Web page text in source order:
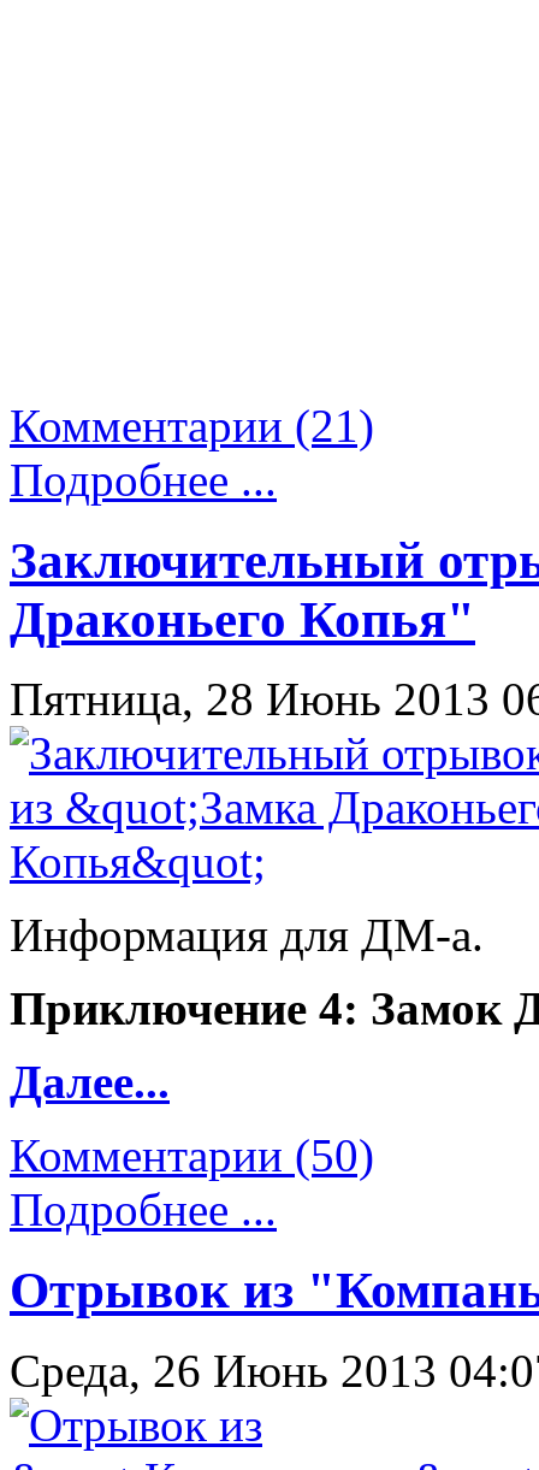
Комментарии (21)
Подробнее ...
Заключительный
Драконьего Копья"
Пятница, 28 Июнь 2013
Информация для ДМ-а.
Приключение 4: Замок
Далее...
Комментарии (50)
Подробнее ...
Отрывок из
Среда, 26 Июнь 2013